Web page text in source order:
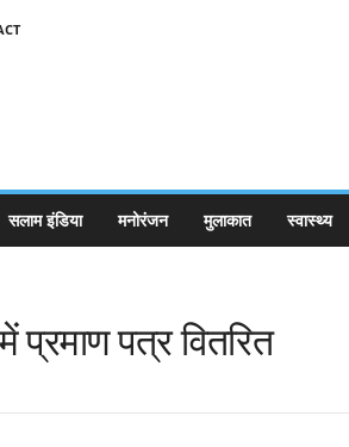
सलाम इंडिया मनोरंजन मुलाकात स्वास्थ्य
प्रमाण पत्र वितरित